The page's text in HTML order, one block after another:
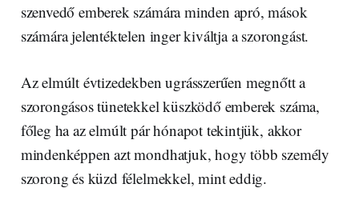
szenvedő emberek számára minden apró, mások
számára jelentéktelen inger kiváltja a szorongást.
Az elmúlt évtizedekben ugrásszerűen megnőtt a
szorongásos tünetekkel küszködő emberek száma,
főleg ha az elmúlt pár hónapot tekintjük, akkor
mindenképpen azt mondhatjuk, hogy több személy
szorong és küzd félelmekkel, mint eddig.